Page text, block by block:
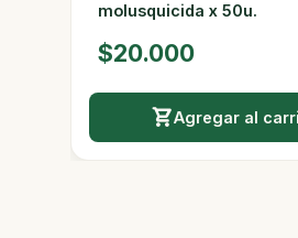
molusquicida x 50u.
$20.000
Agregar al